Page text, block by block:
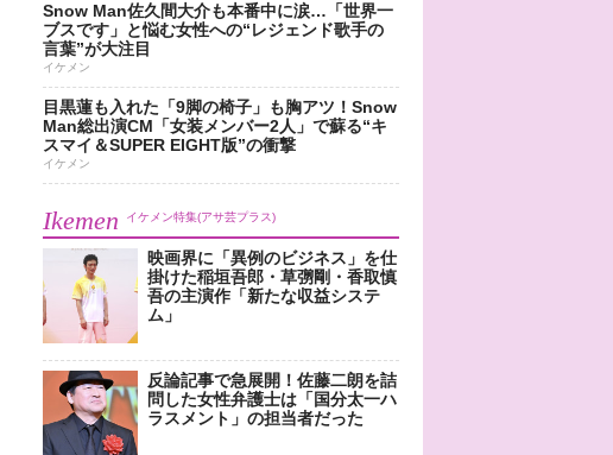
Snow Man佐久間大介も本番中に涙…「世界一
ブスです」と悩む女性への“レジェンド歌手の
言葉”が大注目
イケメン
目黒蓮も入れた「9脚の椅子」も胸アツ！Snow
Man総出演CM「女装メンバー2人」で蘇る“キ
スマイ＆SUPER EIGHT版”の衝撃
イケメン
Ikemen イケメン特集(アサ芸プラス)
映画界に「異例のビジネス」を仕
掛けた稲垣吾郎・草彅剛・香取慎
吾の主演作「新たな収益システ
ム」
反論記事で急展開！佐藤二朗を詰
問した女性弁護士は「国分太一ハ
ラスメント」の担当者だった